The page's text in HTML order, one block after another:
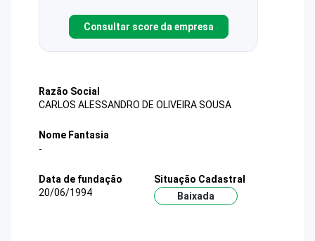
Consultar score da empresa
Razão Social
CARLOS ALESSANDRO DE OLIVEIRA SOUSA
Nome Fantasia
-
Data de fundação
20/06/1994
Situação Cadastral
Baixada